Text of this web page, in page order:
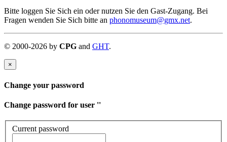
Bitte loggen Sie Sich ein oder nutzen Sie den Gast-Zugang. Bei
Fragen wenden Sie Sich bitte an phonomuseum@gmx.net.
© 2000-2026 by CPG and GHT.
×
Change your password
Change password for user ''
Current password